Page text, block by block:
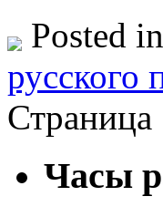
Posted in
русского
Страница
Часы